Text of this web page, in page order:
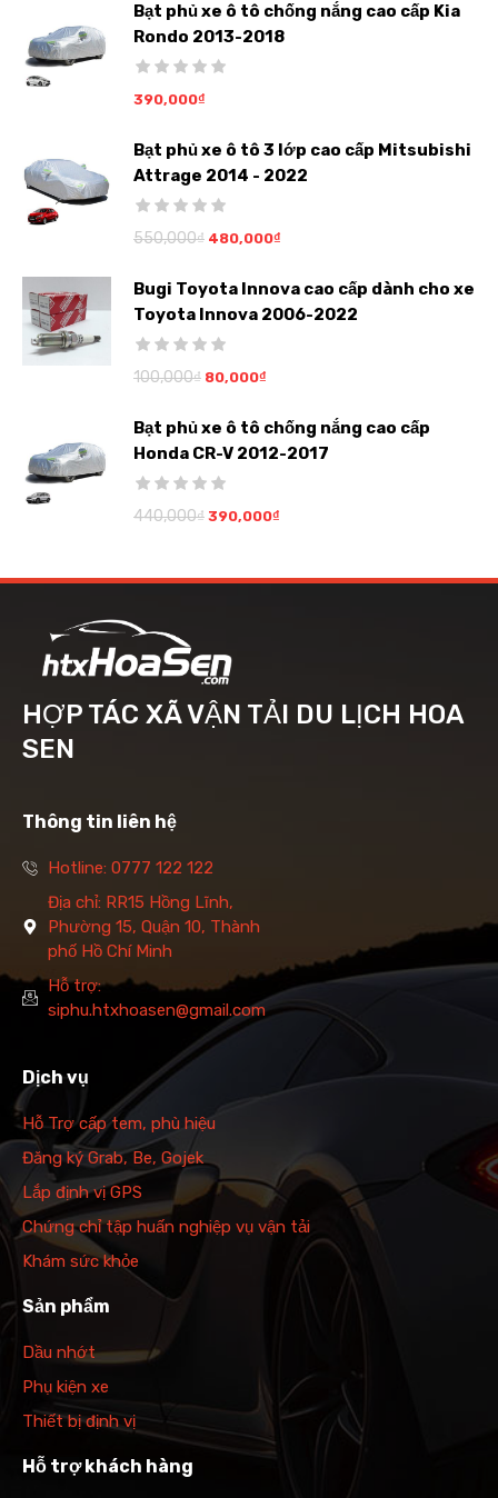
Bạt phủ xe ô tô chống nắng cao cấp Kia
Rondo 2013-2018
390,000₫
Bạt phủ xe ô tô 3 lớp cao cấp Mitsubishi
Attrage 2014 - 2022
550,000₫ 480,000₫
Bugi Toyota Innova cao cấp dành cho xe
Toyota Innova 2006-2022
100,000₫ 80,000₫
Bạt phủ xe ô tô chống nắng cao cấp
Honda CR-V 2012-2017
440,000₫ 390,000₫
HỢP TÁC XÃ VẬN TẢI DU LỊCH HOA
SEN
Thông tin liên hệ
Hotline: 0777 122 122
Địa chỉ: RR15 Hồng Lĩnh,
Phường 15, Quận 10, Thành
phố Hồ Chí Minh
Hỗ trợ:
siphu.htxhoasen@gmail.com
Dịch vụ
Hỗ Trợ cấp tem, phù hiệu
Đăng ký Grab, Be, Gojek
Lắp định vị GPS
Chứng chỉ tập huấn nghiệp vụ vận tải
Khám sức khỏe
Sản phẩm
Dầu nhớt
Phụ kiện xe
Thiết bị định vị
Hỗ trợ khách hàng